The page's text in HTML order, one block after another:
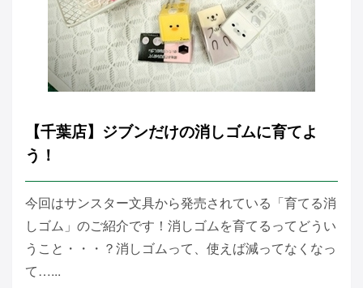
【千葉店】ジブンだけの消しゴムに育てよ
う！
今回はサンスター文具から発売されている「育てる消
しゴム」のご紹介です！消しゴムを育てるってどうい
うこと・・・？消しゴムって、使えば減ってなくなっ
て…...